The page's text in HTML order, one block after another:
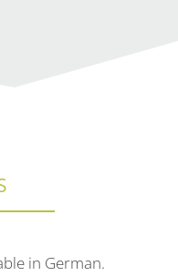
in German.